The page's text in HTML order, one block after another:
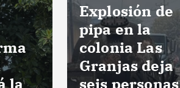
la
Explosión de
pipa en la
colonia Las
Granjas deja
seis personas